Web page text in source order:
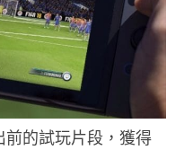
前的試玩片段，獲得